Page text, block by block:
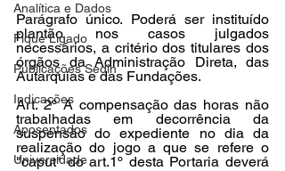
Analítica e Dados
Fique Ligado
Publicações Sedin
Indicações
Aposentados
Universidade
Parágrafo único. Poderá ser instituído
plantão, nos casos julgados
necessários, a critério dos titulares dos
órgãos da Administração Direta, das
Autarquias e das Fundações.
Art. 2º A compensação das horas não
trabalhadas em decorrência da
suspensão do expediente no dia da
realização do jogo a que se refere o
"caput" do art.1º desta Portaria deverá